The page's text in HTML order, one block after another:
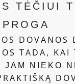
TĖČIUI
DOVANOS
TADA, KAI
JAM NIEKO